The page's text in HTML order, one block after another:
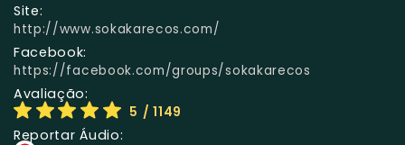
Site:
http://www.sokakarecos.com/
Facebook:
https://facebook.com/groups/sokakarecos
Avaliação:
5 / 1149
Reportar Áudio: